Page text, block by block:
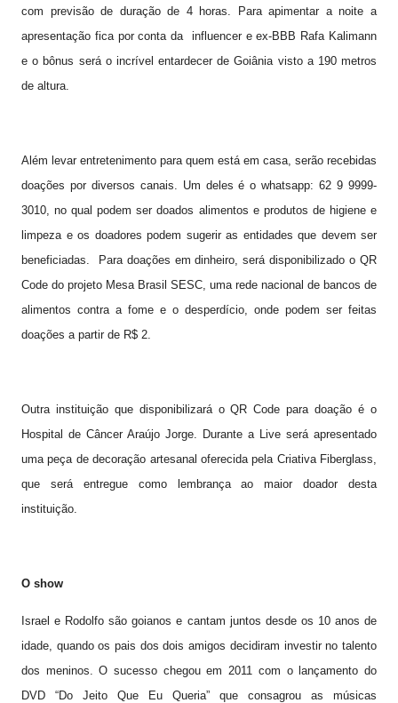
com previsão de duração de 4 horas. Para apimentar a noite a
apresentação fica por conta da influencer e ex-BBB Rafa Kalimann
e o bônus será o incrível entardecer de Goiânia visto a 190 metros
de altura.
Além levar entretenimento para quem está em casa, serão recebidas
doações por diversos canais. Um deles é o whatsapp: 62 9 9999-
3010, no qual podem ser doados alimentos e produtos de higiene e
limpeza e os doadores podem sugerir as entidades que devem ser
beneficiadas. Para doações em dinheiro, será disponibilizado o QR
Code do projeto Mesa Brasil SESC, uma rede nacional de bancos de
alimentos contra a fome e o desperdício, onde podem ser feitas
doações a partir de R$ 2.
Outra instituição que disponibilizará o QR Code para doação é o
Hospital de Câncer Araújo Jorge. Durante a Live será apresentado
uma peça de decoração artesanal oferecida pela Criativa Fiberglass,
que será entregue como lembrança ao maior doador desta
instituição.
O show
Israel e Rodolfo são goianos e cantam juntos desde os 10 anos de
idade, quando os pais dos dois amigos decidiram investir no talento
dos meninos. O sucesso chegou em 2011 com o lançamento do
DVD “Do Jeito Que Eu Queria” que consagrou as músicas